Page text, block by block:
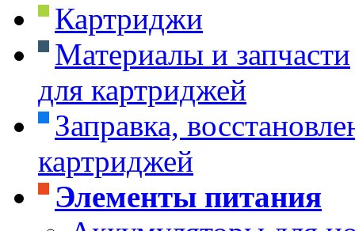
Картриджи
Материалы и запчасти
для картриджей
Заправка,
картриджей
Элементы питания